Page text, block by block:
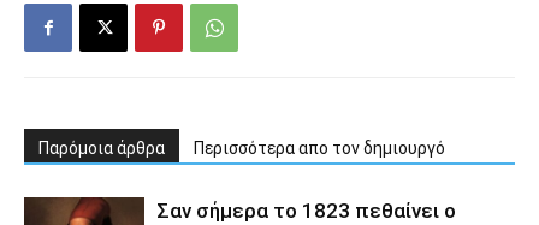
Παρόμοια άρθρα Περισσότερα απο τον δημιουργό
Σαν σήμερα το 1823 πεθαίνει ο